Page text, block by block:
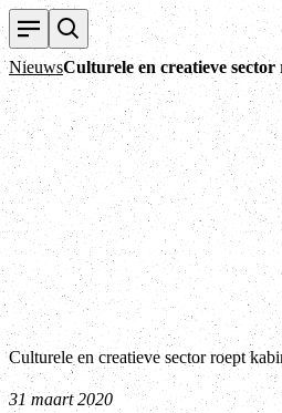
NieuwsCulturele en creatieve
Culturele en creatieve sector roept
31 maart 2020